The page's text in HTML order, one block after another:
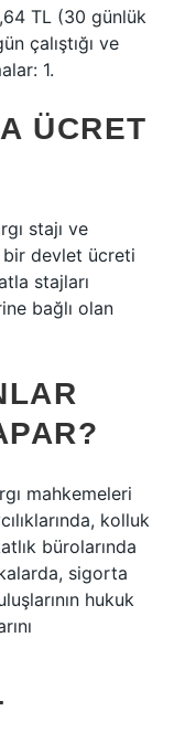
TL (30 günlük
çalıştığı ve
1.
ÜCRET
stajı ve
bir devlet ücreti
stajları
bağlı olan
mahkemeleri
kolluk
bürolarında
sigorta
hukuk